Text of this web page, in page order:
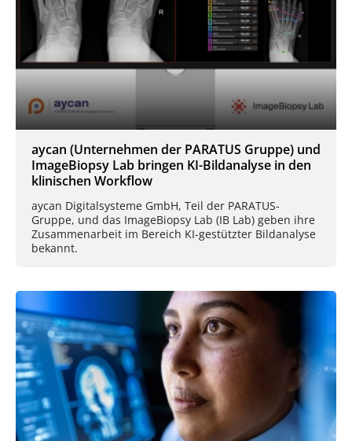
aycan (Unternehmen der PARATUS Gruppe) und
ImageBiopsy Lab bringen KI-Bildanalyse in den
klinischen Workflow
aycan Digitalsysteme GmbH, Teil der PARATUS-
Gruppe, und das ImageBiopsy Lab (IB Lab) geben ihre
Zusammenarbeit im Bereich KI-gestützter Bildanalyse
bekannt.